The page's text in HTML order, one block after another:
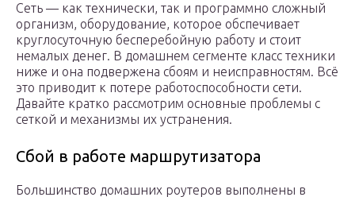
Сеть — как технически, так и программно сложный
организм, оборудование, которое обспечивает
круглосуточную бесперебойную работу и стоит
немалых денег. В домашнем сегменте класс техники
ниже и она подвержена сбоям и неисправностям. Всё
это приводит к потере работоспособности сети.
Давайте кратко рассмотрим основные проблемы с
сеткой и механизмы их устранения.
Сбой в работе маршрутизатора
Большинство домашних роутеров выполнены в